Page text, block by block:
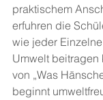
praktischem
erfuhren die
wie jeder
Umwelt beitragen
von „Was
beginnt